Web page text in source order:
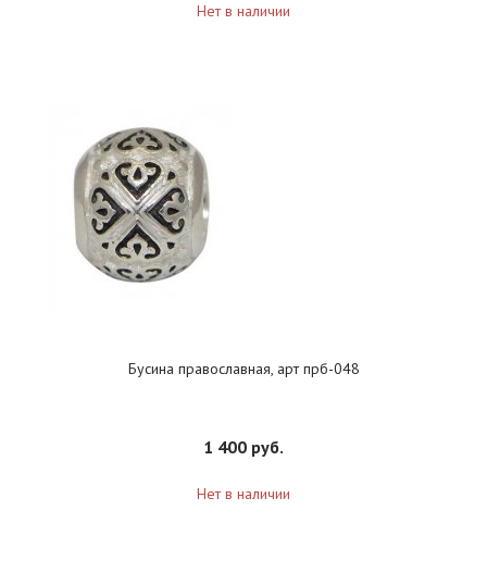
Нет в наличии
Бусина православная, арт прб-048
1 400 руб.
Нет в наличии